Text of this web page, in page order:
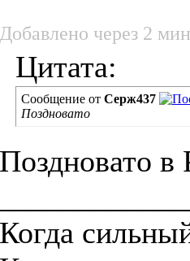
Добавлено через 2
Цитата:
Сообщение от Серж437
Поздновато
Поздновато в
Когда